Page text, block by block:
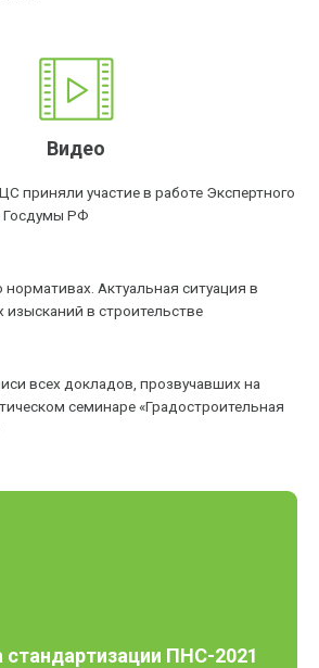
Видео
приняли участие в работе Экспертного
Госдумы РФ
нормативах. Актуальная ситуация в
в строительстве
всех докладов, прозвучавших на
семинаре «Градостроительная
ПНС-2021